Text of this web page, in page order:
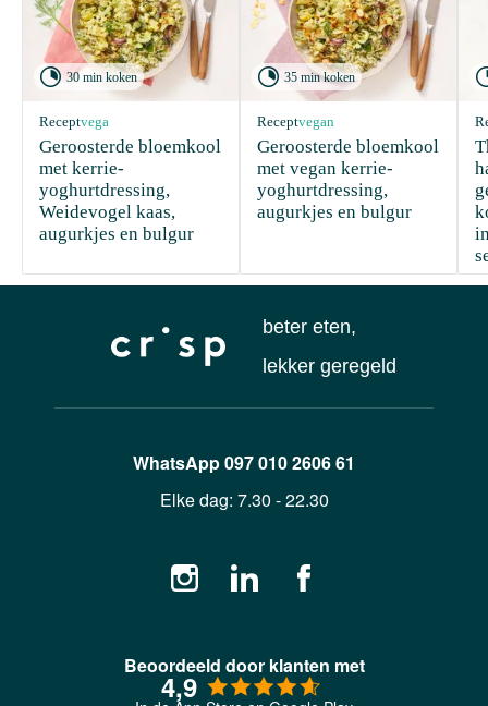
30 min koken
Receptvega
Geroosterde bloemkool
met kerrie-
yoghurtdressing,
Weidevogel kaas,
augurkjes en bulgur
 35 min koken
Receptvegan
Geroosterde bloemkool
met vegan kerrie-
yoghurtdressing,
augurkjes en bulgur
beter eten,
lekker geregeld
WhatsApp097 010 2606 61
Elke dag: 7.30 - 22.30
Beoordeeld door klanten met
4,9